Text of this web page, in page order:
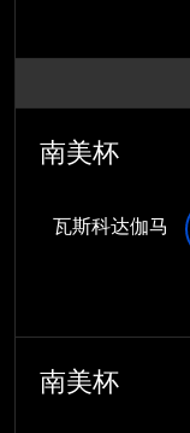
南美杯
瓦斯科达伽马
南美杯